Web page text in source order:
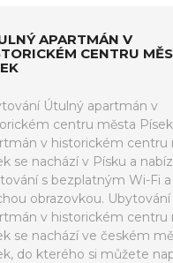
APARTMÁN V
CENTRU
Útulný apartmán v
centru města
v historickém centru
se nachází v Písku a
s bezplatným Wi-Fi a
obrazovkou.
v historickém centru
se nachází ve českém
do kterého si můžete